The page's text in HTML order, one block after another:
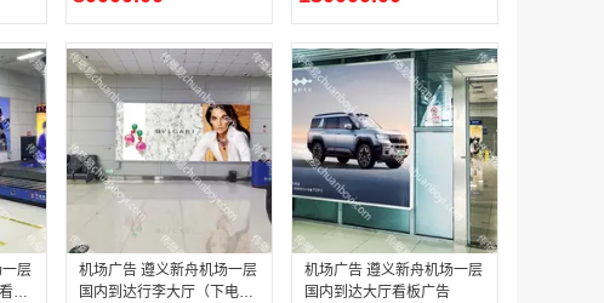
成都春熙路银石广场场地广告位
￥308000.00
腾讯视频APP开屏广告_刊例价5折
层
板
机场广告 遵义新舟机场一层
国内到达行李大厅（下电梯
机场广告 遵义新舟机场一层
国内到达大厅看板广告